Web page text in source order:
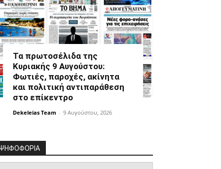
Τα πρωτοσέλιδα της
Κυριακής 9 Αυγούστου:
Φωτιές, παροχές, ακίνητα
και πολιτική αντιπαράθεση
στο επίκεντρο
Dekeleias Team - 9 Αυγούστου, 2026